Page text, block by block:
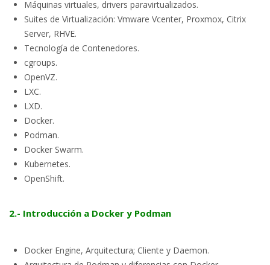
Máquinas virtuales, drivers paravirtualizados.
Suites de Virtualización: Vmware Vcenter, Proxmox, Citrix
Server, RHVE.
Tecnología de Contenedores.
cgroups.
OpenVZ.
LXC.
LXD.
Docker.
Podman.
Docker Swarm.
Kubernetes.
OpenShift.
2.- Introducción a Docker y Podman
Docker Engine, Arquitectura; Cliente y Daemon.